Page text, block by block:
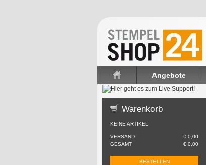
Startseite
Angebote
Warenkorb
KEINE ARTIKEL
VERSAND
€ 0,00
GESAMT
€ 0,00
BESTELLEN